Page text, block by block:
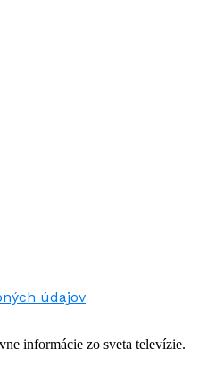
údajov
informácie zo sveta televízie.